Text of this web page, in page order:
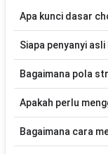
Apa kunci dasar
C. Versi chord ini
memainkan lagu ini.
Siapa penyanyi asli
Fals. Pada halaman ini
Bagaimana pola
laguTimur Tengah I
Apakah perlu
kunci dasarAm. Jika
Bagaimana cara